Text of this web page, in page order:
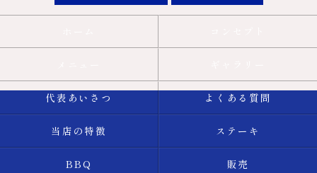
代表あいさつ よくある質問
当店の特徴 ステーキ
BBQ 販売